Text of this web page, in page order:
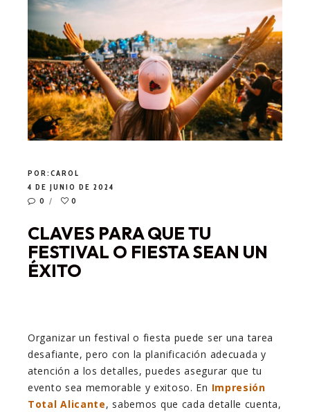
POR:CAROL
4 DE JUNIO DE 2024
0
0
CLAVES PARA QUE TU
FESTIVAL O FIESTA SEAN UN
ÉXITO
Organizar un festival o fiesta puede ser una tarea
desafiante, pero con la planificación adecuada y
atención a los detalles, puedes asegurar que tu
evento sea memorable y exitoso. En Impresión
Total Alicante, sabemos que cada detalle cuenta,